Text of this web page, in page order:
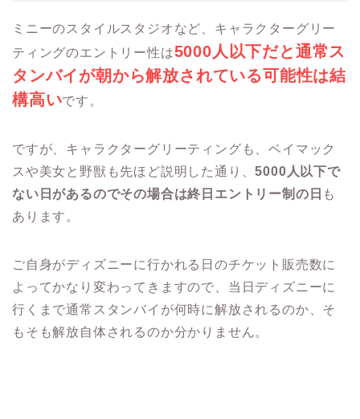
ミニーのスタイルスタジオなど、キャラクターグリー
ティングのエントリー性は5000人以下だと通常ス
タンバイが朝から解放されている可能性は結
構高いです。
ですが、キャラクターグリーティングも、ベイマック
スや美女と野獣も先ほど説明した通り、5000人以下で
ない日があるのでその場合は終日エントリー制の日 も
あります。
ご自身がディズニーに行かれる日のチケット販売数に
よってかなり変わってきますので、当日ディズニーに
行くまで通常スタンバイが何時に解放されるのか、そ
もそも解放自体されるのか分かりません。